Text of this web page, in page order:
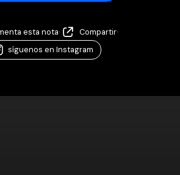
esta nota· Compartir·
síguenos en Instagram